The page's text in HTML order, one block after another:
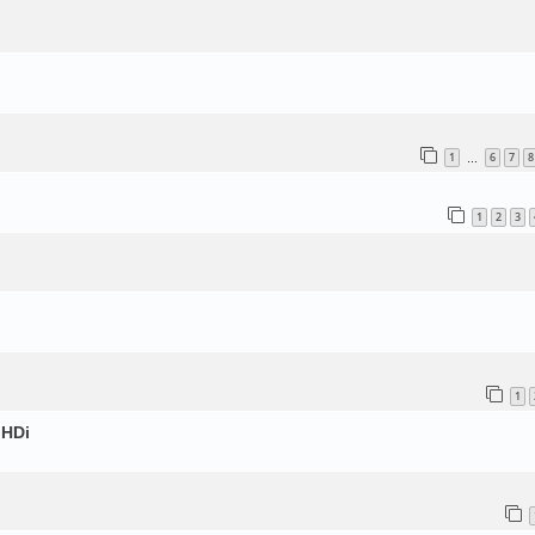
1 6 7 8
1 2 3
1